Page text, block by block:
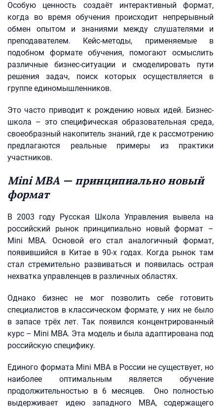
Особую ценность создаёт интерактивный формат,
когда во время обучения происходит непрерывный
обмен опытом и знаниями между слушателями и
преподавателем. Кейс-методы, применяемые в
подобном формате обучения, помогают осмыслить
различные бизнес-ситуации и смоделировать пути
решения задач, поиск которых осуществляется в
группе единомышленников.
Это часто приводит к рождению новых идей. Бизнес-
школа – это специфическая образовательная среда,
своеобразный накопитель знаний, где к рассмотрению
предлагаются реальные примеры из практики
участников.
Mini MBA — принципиально новый
формат
В 2003 году Русская Школа Управления вывела на
российский рынок принципиально новый формат –
Mini MBA. Основой его стал аналогичный формат,
появившийся в Китае в 90-х годах. Когда рынок там
стал стремительно развиваться и появилась острая
нехватка управленцев в различных областях.
Однако бизнес не мог позволить себе готовить
специалистов в классическом формате, у них не было
в запасе трёх лет. Так появился концентрированный
курс – Mini MBA. Эта модель и была адаптирована под
российскую специфику.
Единого формата Mini MBA в России не существует, но
наиболее оптимальным является обучение
продолжительностью в 6 месяцев. Оно полностью
выдерживает идею западного MBA, содержащего